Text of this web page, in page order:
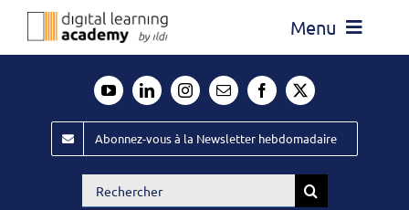
Passer
Menu
Évènements ILDI
Offres d’emploi
Abonnez-vous à la Newsletter hebdomadaire
Rechercher: